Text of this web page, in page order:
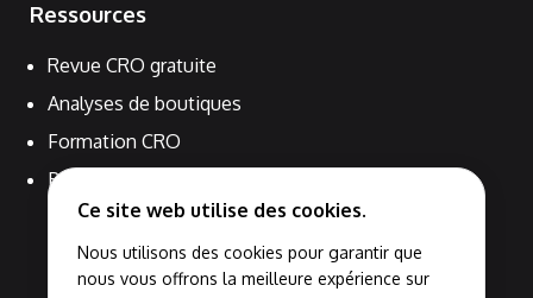
Ce site web utilise des cookies.
Nous utilisons des cookies pour garantir que
nous vous offrons la meilleure expérience sur
Ressources
Revue CRO gratuite
Analyses de boutiques
Formation CRO
Blog